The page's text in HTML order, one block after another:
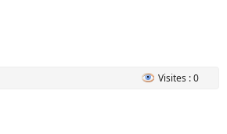
Visites : 0